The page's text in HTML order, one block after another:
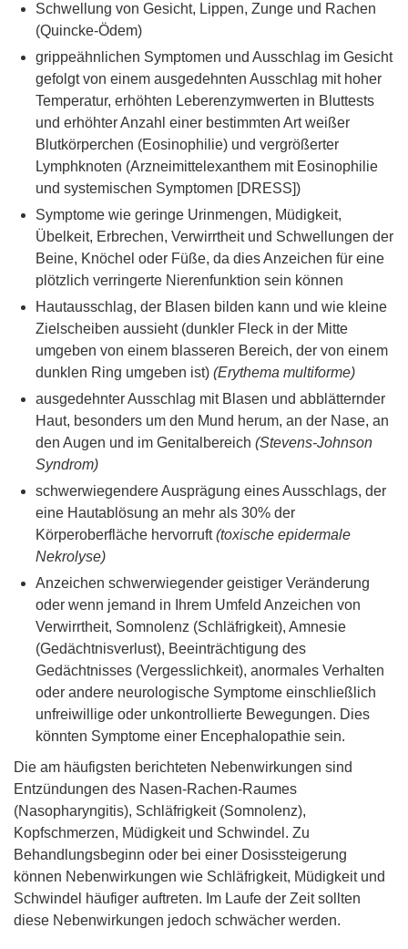
Schwellung von Gesicht, Lippen, Zunge und Rachen
(Quincke-Ödem)
grippeähnlichen Symptomen und Ausschlag im Gesicht
gefolgt von einem ausgedehnten Ausschlag mit hoher
Temperatur, erhöhten Leberenzymwerten in Bluttests
und erhöhter Anzahl einer bestimmten Art weißer
Blutkörperchen (Eosinophilie) und vergrößerter
Lymphknoten (Arzneimittelexanthem mit Eosinophilie
und systemischen Symptomen [DRESS])
Symptome wie geringe Urinmengen, Müdigkeit,
Übelkeit, Erbrechen, Verwirrtheit und Schwellungen der
Beine, Knöchel oder Füße, da dies Anzeichen für eine
plötzlich verringerte Nierenfunktion sein können
Hautausschlag, der Blasen bilden kann und wie kleine
Zielscheiben aussieht (dunkler Fleck in der Mitte
umgeben von einem blasseren Bereich, der von einem
dunklen Ring umgeben ist) (Erythema multiforme)
ausgedehnter Ausschlag mit Blasen und abblätternder
Haut, besonders um den Mund herum, an der Nase, an
den Augen und im Genitalbereich (Stevens-Johnson
Syndrom)
schwerwiegendere Ausprägung eines Ausschlags, der
eine Hautablösung an mehr als 30% der
Körperoberfläche hervorruft(toxische epidermale
Nekrolyse)
Anzeichen schwerwiegender geistiger Veränderung
oder wenn jemand in Ihrem Umfeld Anzeichen von
Verwirrtheit, Somnolenz (Schläfrigkeit), Amnesie
(Gedächtnisverlust), Beeinträchtigung des
Gedächtnisses (Vergesslichkeit), anormales Verhalten
oder andere neurologische Symptome einschließlich
unfreiwillige oder unkontrollierte Bewegungen. Dies
könnten Symptome einer Encephalopathie sein.
Die am häufigsten berichteten Nebenwirkungen sind
Entzündungen des Nasen-Rachen-Raumes
(Nasopharyngitis), Schläfrigkeit (Somnolenz),
Kopfschmerzen, Müdigkeit und Schwindel. Zu
Behandlungsbeginn oder bei einer Dosissteigerung
können Nebenwirkungen wie Schläfrigkeit, Müdigkeit und
Schwindel häufiger auftreten. Im Laufe der Zeit sollten
diese Nebenwirkungen jedoch schwächer werden.